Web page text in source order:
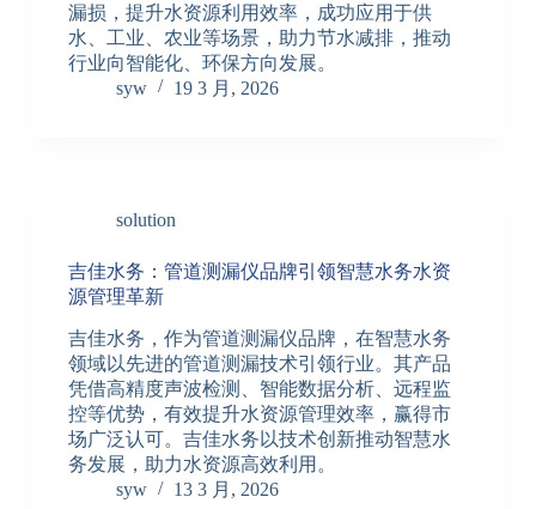
漏损，提升水资源利用效率，成功应用于供
水、工业、农业等场景，助力节水减排，推动
行业向智能化、环保方向发展。
syw
19 3 月, 2026
solution
吉佳水务：管道测漏仪品牌引领智慧水务水资
源管理革新
吉佳水务，作为管道测漏仪品牌，在智慧水务
领域以先进的管道测漏技术引领行业。其产品
凭借高精度声波检测、智能数据分析、远程监
控等优势，有效提升水资源管理效率，赢得市
场广泛认可。吉佳水务以技术创新推动智慧水
务发展，助力水资源高效利用。
syw
13 3 月, 2026